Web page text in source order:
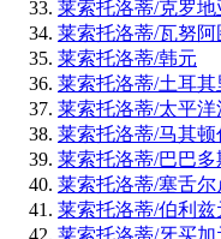
莱索托洛蒂/克罗地
莱索托洛蒂/瓦努阿
莱索托洛蒂/韩元
莱索托洛蒂/土耳其
莱索托洛蒂/太平洋
莱索托洛蒂/马其顿
莱索托洛蒂/巴巴多
莱索托洛蒂/塞舌尔
莱索托洛蒂/伯利兹
莱索托洛蒂/牙买加